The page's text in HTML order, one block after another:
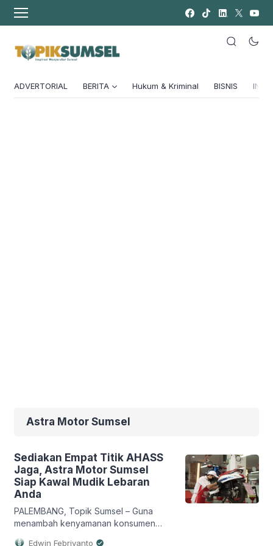
ADVERTORIAL BERITA Hukum & Kriminal BISNIS
Astra Motor Sumsel
Sediakan Empat Titik AHASS
Jaga, Astra Motor Sumsel
Siap Kawal Mudik Lebaran
Anda
PALEMBANG, Topik Sumsel – Guna
menambah kenyamanan konsumen
Edwin Febriyanto